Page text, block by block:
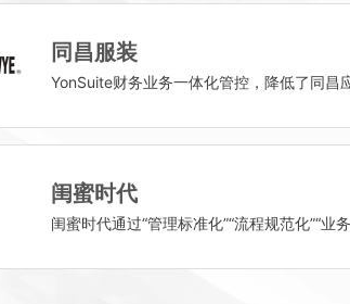
同昌服装
YonSuite财务业务一体化管控，降低了同昌
闺蜜时代
闺蜜时代通过“管理标准化”“流程规范化”“